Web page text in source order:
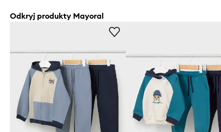
Odkryj produkty Mayoral